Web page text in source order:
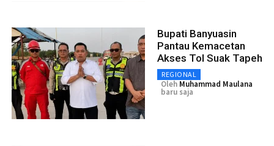
Bupati Banyuasin
Pantau Kemacetan
Akses Tol Suak Tapeh
REGIONAL
Oleh Muhammad Maulana
baru saja